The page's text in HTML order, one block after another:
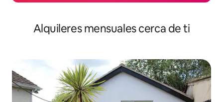
Alquileres mensuales cerca de ti